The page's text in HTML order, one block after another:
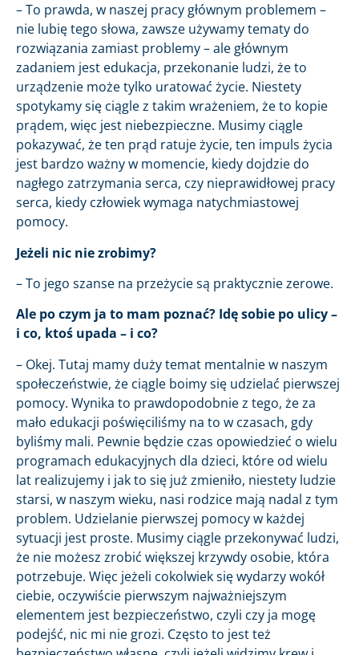
– To prawda, w naszej pracy głównym problemem –
nie lubię tego słowa, zawsze używamy tematy do
rozwiązania zamiast problemy – ale głównym
zadaniem jest edukacja, przekonanie ludzi, że to
urządzenie może tylko uratować życie. Niestety
spotykamy się ciągle z takim wrażeniem, że to kopie
prądem, więc jest niebezpieczne. Musimy ciągle
pokazywać, że ten prąd ratuje życie, ten impuls życia
jest bardzo ważny w momencie, kiedy dojdzie do
nagłego zatrzymania serca, czy nieprawidłowej pracy
serca, kiedy człowiek wymaga natychmiastowej
pomocy.
Jeżeli nic nie zrobimy?
– To jego szanse na przeżycie są praktycznie zerowe.
Ale po czym ja to mam poznać? Idę sobie po ulicy –
i co, ktoś upada – i co?
– Okej. Tutaj mamy duży temat mentalnie w naszym
społeczeństwie, że ciągle boimy się udzielać pierwszej
pomocy. Wynika to prawdopodobnie z tego, że za
mało edukacji poświęciliśmy na to w czasach, gdy
byliśmy mali. Pewnie będzie czas opowiedzieć o wielu
programach edukacyjnych dla dzieci, które od wielu
lat realizujemy i jak to się już zmieniło, niestety ludzie
starsi, w naszym wieku, nasi rodzice mają nadal z tym
problem. Udzielanie pierwszej pomocy w każdej
sytuacji jest proste. Musimy ciągle przekonywać ludzi,
że nie możesz zrobić większej krzywdy osobie, która
potrzebuje. Więc jeżeli cokolwiek się wydarzy wokół
ciebie, oczywiście pierwszym najważniejszym
elementem jest bezpieczeństwo, czyli czy ja mogę
podejść, nic mi nie grozi. Często to jest też